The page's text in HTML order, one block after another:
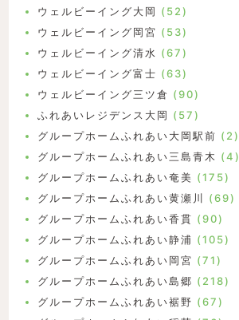
ウェルビーイング大岡 (52)
ウェルビーイング岡宮 (53)
ウェルビーイング清水 (67)
ウェルビーイング富士 (63)
ウェルビーイング三ツ倉 (90)
ふれあいレジデンス大岡 (57)
グループホームふれあい大岡駅前 (2)
グループホームふれあい三島青木 (4)
グループホームふれあい奄美 (175)
グループホームふれあい黄瀬川
(69)
グループホームふれあい香貫 (90)
グループホームふれあい静浦 (105)
グループホームふれあい岡宮 (71)
グループホームふれあい島郷 (218)
グループホームふれあい裾野 (67)